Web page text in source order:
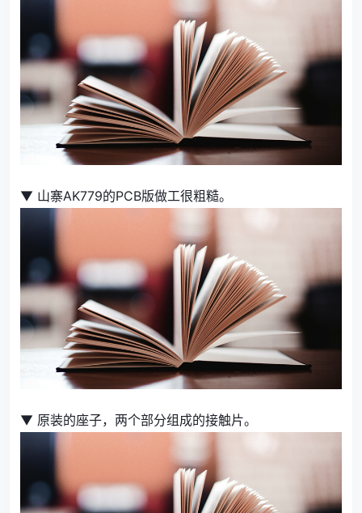
▼ 山寨AK779的PCB版做工很粗糙。
▼ 原装的座子，两个部分组成的接触片。